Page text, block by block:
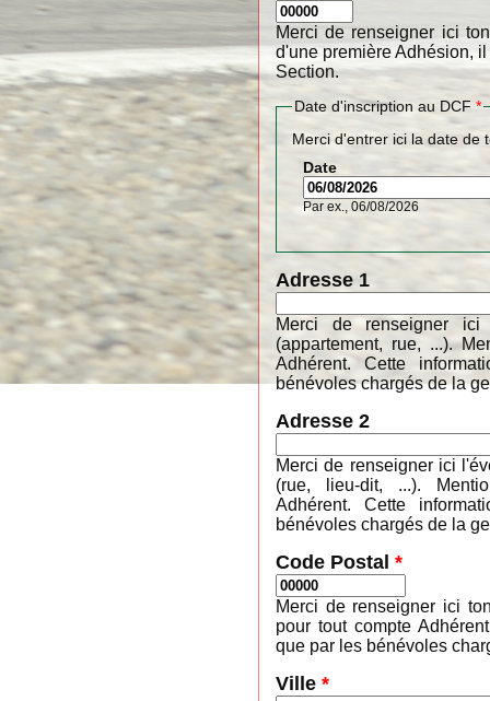
Merci de renseigner ici
d'une première Adhésion,
Section.
Date d'inscription au DCF *
Merci d'entrer ici la date de
Date
Par ex., 06/08/2026
Adresse 1
Merci de renseigner
(appartement, rue, ...).
Adhérent. Cette
bénévoles chargés de la
Adresse 2
Merci de renseigner ici
(rue, lieu-dit, ...).
Adhérent. Cette
bénévoles chargés de la
Code Postal *
Merci de renseigner ici
pour tout compte
que par les bénévoles
Ville *